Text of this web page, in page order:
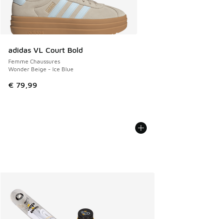
adidas VL Court Bold
Femme Chaussures
Wonder Beige - Ice Blue
€ 79,99